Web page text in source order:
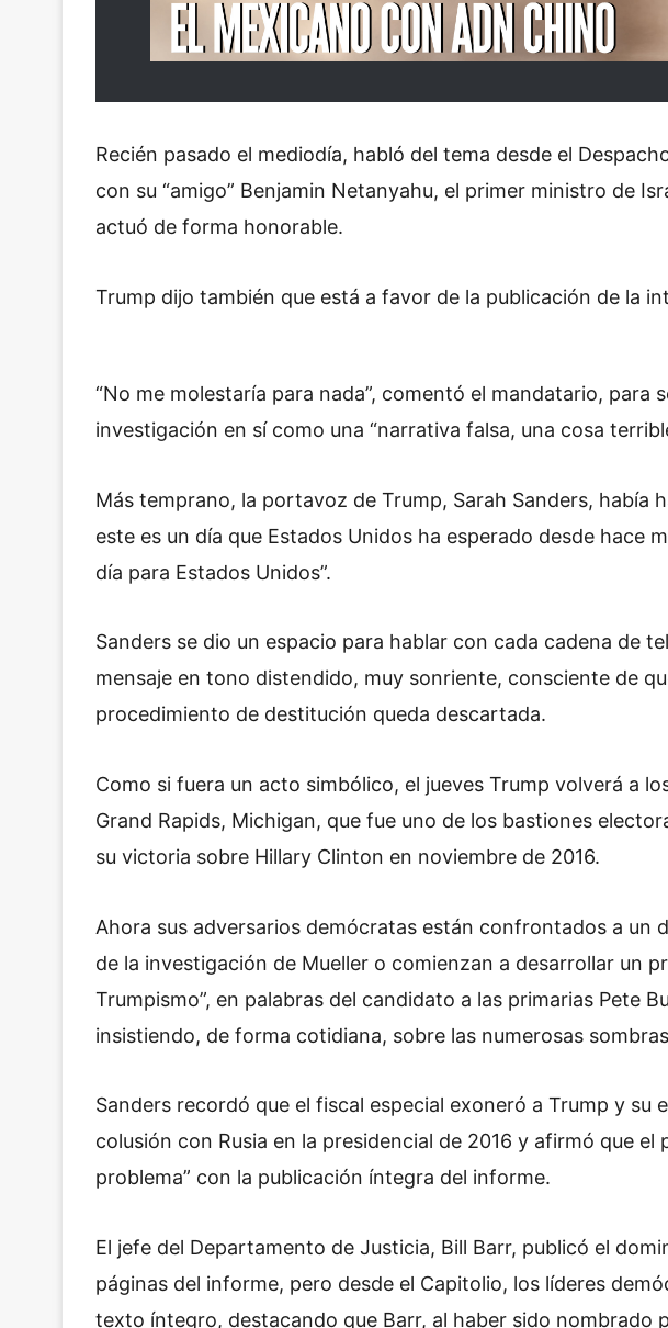
Recién pasado el mediodía, habló del tema desde el
con su “amigo” Benjamin Netanyahu, el primer ministro de
actuó de forma honorable.
Trump dijo también que está a favor de la publicación de la
“No me molestaría para nada”, comentó el mandatario, para
investigación en sí como una “narrativa falsa, una cosa
Más temprano, la portavoz de Trump, Sarah Sanders, había
este es un día que Estados Unidos ha esperado desde hace
día para Estados Unidos”.
Sanders se dio un espacio para hablar con cada cadena de
mensaje en tono distendido, muy sonriente, consciente de
procedimiento de destitución queda descartada.
Como si fuera un acto simbólico, el jueves Trump volverá a
Grand Rapids, Michigan, que fue uno de los bastiones
su victoria sobre Hillary Clinton en noviembre de 2016.
Ahora sus adversarios demócratas están confrontados a un
de la investigación de Mueller o comienzan a desarrollar un
Trumpismo”, en palabras del candidato a las primarias Pete
insistiendo, de forma cotidiana, sobre las numerosas
Sanders recordó que el fiscal especial exoneró a Trump y su
colusión con Rusia en la presidencial de 2016 y afirmó que el
problema” con la publicación íntegra del informe.
El jefe del Departamento de Justicia, Bill Barr, publicó el
páginas del informe, pero desde el Capitolio, los líderes
texto íntegro, destacando que Barr, al haber sido nombrado